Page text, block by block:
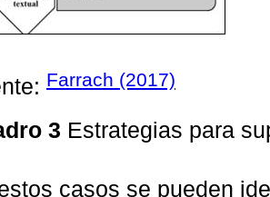
Farrach (2017)
3 Estrategias para
casos se pueden